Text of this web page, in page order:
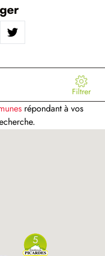
Filtrer
répondant à vos
5